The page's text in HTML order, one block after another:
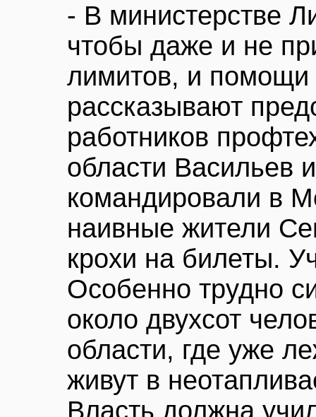
- В министерстве
чтобы даже и не
лимитов, и помощи
рассказывают
работников
области Васильев
командировали в
наивные жители
крохи на билеты.
Особенно трудно
около двухсот
области, где уже
живут в
Власть должна